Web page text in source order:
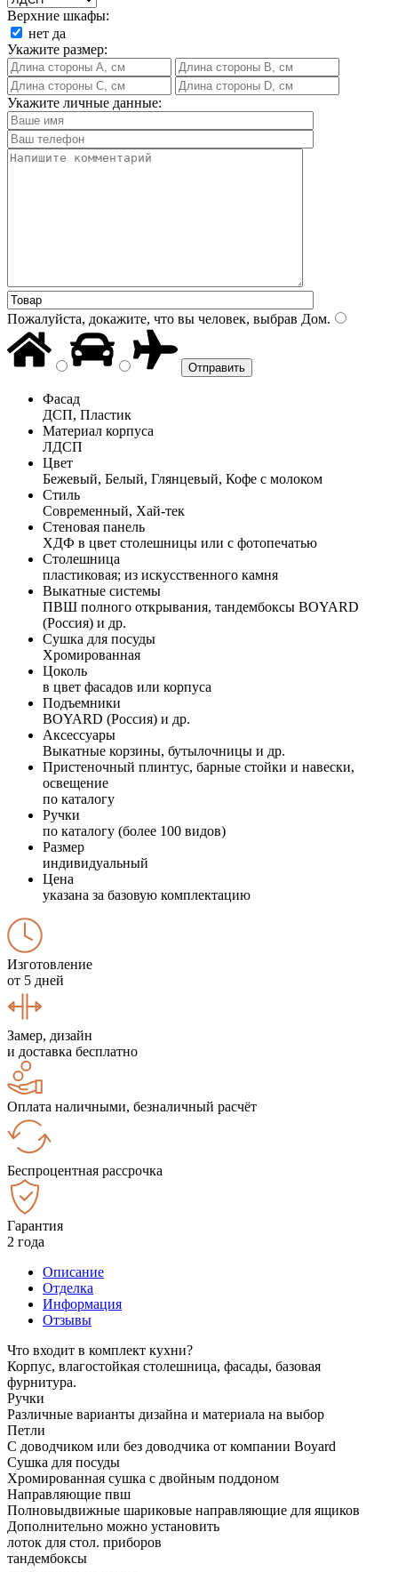
Верхние шкафы:
нет да
Укажите размер:
Укажите личные данные:
Пожалуйста, докажите, что вы человек, выбрав Дом.
Фасад
ДСП, Пластик
Материал корпуса
ЛДСП
Цвет
Бежевый, Белый, Глянцевый, Кофе с молоком
Стиль
Современный, Хай-тек
Стеновая панель
ХДФ в цвет столешницы или с фотопечатью
Столешница
пластиковая; из искусственного камня
Выкатные системы
ПВШ полного открывания, тандембоксы BOYARD
(Россия) и др.
Сушка для посуды
Хромированная
Цоколь
в цвет фасадов или корпуса
Подъемники
BOYARD (Россия) и др.
Аксессуары
Выкатные корзины, бутылочницы и др.
Пристеночный плинтус, барные стойки и навески,
освещение
по каталогу
Ручки
по каталогу (более 100 видов)
Размер
индивидуальный
Цена
указана за базовую комплектацию
Изготовление
от 5 дней
Замер, дизайн
и доставка бесплатно
Оплата наличными, безналичный расчёт
Беспроцентная рассрочка
Гарантия
2 года
Описание
Отделка
Информация
Отзывы
Что входит в комплект кухни?
Корпус, влагостойкая столешница, фасады, базовая
фурнитура.
Ручки
Различные варианты дизайна и материала на выбор
Петли
С доводчиком или без доводчика от компании Boyard
Сушка для посуды
Хромированная сушка с двойным поддоном
Направляющие пвш
Полновыдвижные шариковые направляющие для ящиков
Дополнительно можно установить
лоток для стол. приборов
тандембоксы